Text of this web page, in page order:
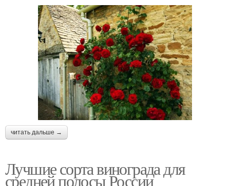
читать дальше →
Лучшие сорта винограда для
средней полосы России